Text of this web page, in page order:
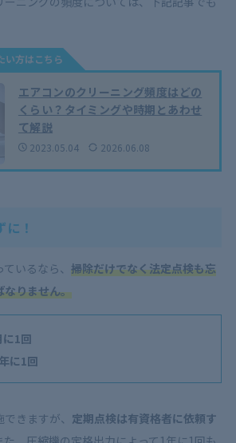
い方はこちら
エアコンのクリーニング頻度はどの
くらい？タイミングや時期とあわせ
て解説
2023.05.04 2026.06.08
！
いるなら、 掃除だけでなく法定点検も忘
なりません。
1回
に1回
きますが、 定期点検は有資格者に依頼す